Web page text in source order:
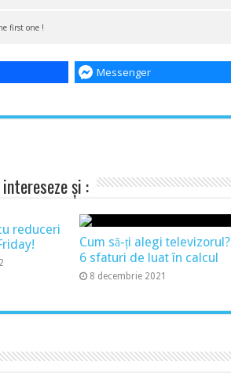
first one !
Messenger
și :
reduceri
Cum să-ți alegi televizorul?
6 sfaturi de luat în calcul
8 decembrie 2021